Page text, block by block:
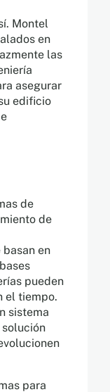
Montel
en
las
asegurar
edificio
de
de
basan en
pueden
el tiempo.
sistema
para